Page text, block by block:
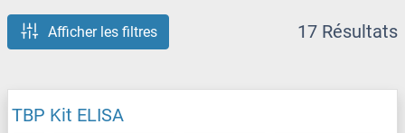
Afficher les filtres 17 Résultats
TBP Kit ELISA